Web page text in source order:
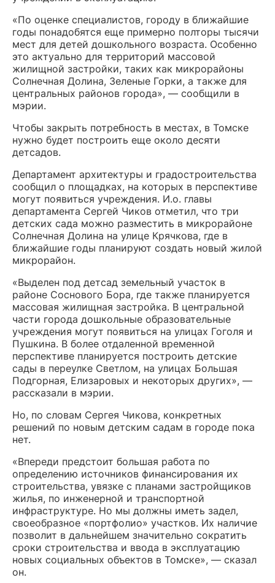
«По оценке специалистов, городу в ближайшие
годы понадобятся еще примерно полторы тысячи
мест для детей дошкольного возраста. Особенно
это актуально для территорий массовой
жилищной застройки, таких как микрорайоны
Солнечная Долина, Зеленые Горки, а также для
центральных районов города», — сообщили в
мэрии.
Чтобы закрыть потребность в местах, в Томске
нужно будет построить еще около десяти
детсадов.
Департамент архитектуры и градостроительства
сообщил о площадках, на которых в перспективе
могут появиться учреждения. И.о. главы
департамента Сергей Чиков отметил, что три
детских сада можно разместить в микрорайоне
Солнечная Долина на улице Крячкова, где в
ближайшие годы планируют создать новый жилой
микрорайон.
«Выделен под детсад земельный участок в
районе Соснового Бора, где также планируется
массовая жилищная застройка. В центральной
части города дошкольные образовательные
учреждения могут появиться на улицах Гоголя и
Пушкина. В более отдаленной временной
перспективе планируется построить детские
сады в переулке Светлом, на улицах Большая
Подгорная, Елизаровых и некоторых других», —
рассказали в мэрии.
Но, по словам Сергея Чикова, конкретных
решений по новым детским садам в городе пока
нет.
«Впереди предстоит большая работа по
определению источников финансирования их
строительства, увязке с планами застройщиков
жилья, по инженерной и транспортной
инфраструктуре. Но мы должны иметь задел,
своеобразное «портфолио» участков. Их наличие
позволит в дальнейшем значительно сократить
сроки строительства и ввода в эксплуатацию
новых социальных объектов в Томске», — сказал
он.